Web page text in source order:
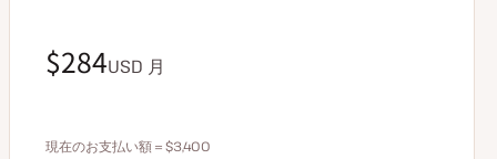
$340USD 月
$284USD 月
現在のお支払い額＝$3,400